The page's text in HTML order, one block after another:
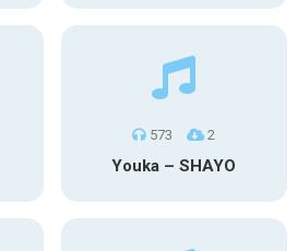
573 2
Youka – SHAYO